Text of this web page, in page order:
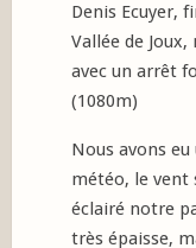
Denis Ecuyer,
Vallée de
avec un arrêt
(1080m)
Nous avons
météo, le vent
éclairé notre
très épaisse,